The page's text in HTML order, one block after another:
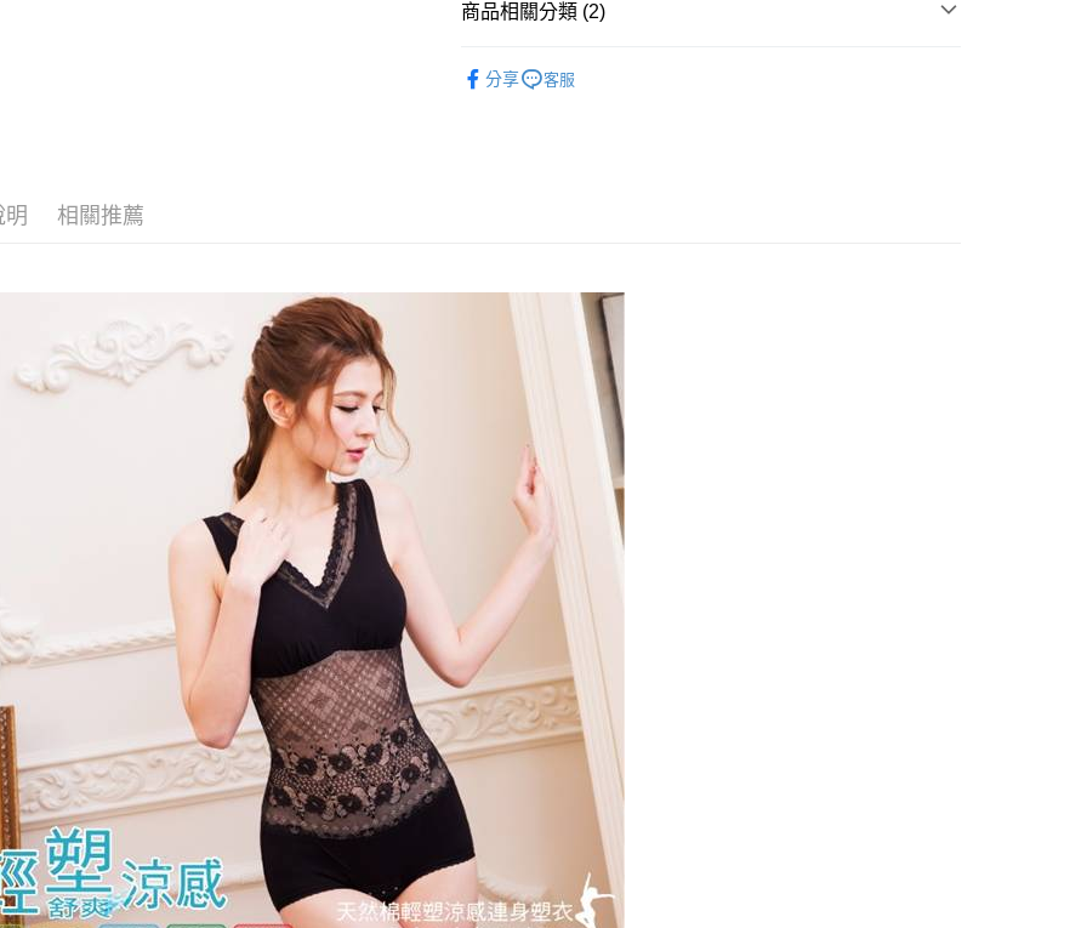
全家取貨付款
每筆NT$70，滿NT$799(含以上)免運費
每筆NT$70，滿NT$798(含以上)免運費
每筆NT$70，滿NT$799(含以上)免運費
每筆NT$70，滿NT$799(含以上)免運費
每筆NT$100
貨到付款
每筆NT$110，滿NT$1,000(含以上)免運費
國際配送
商品相關分類 (2)
分享 客服
明 相關推薦